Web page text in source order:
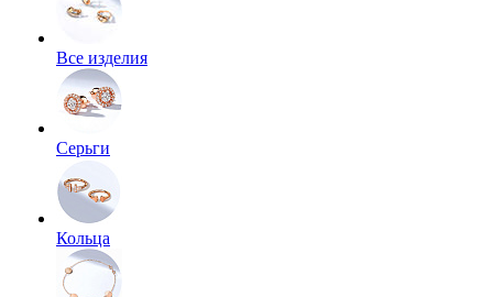
Все изделия
Серьги
Кольца